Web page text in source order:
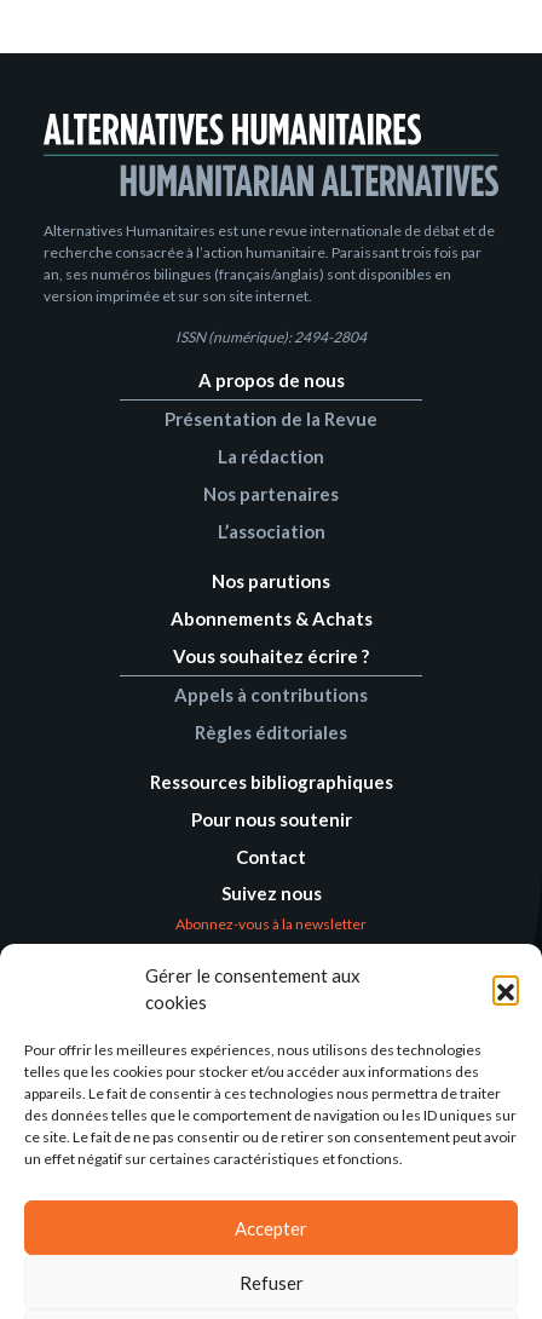
Gérer le consentement aux
cookies
Pour offrir les meilleures expériences, nous utilisons des technologies
telles que les cookies pour stocker et/ou accéder aux informations des
appareils. Le fait de consentir à ces technologies nous permettra de traiter
des données telles que le comportement de navigation ou les ID uniques sur
ce site. Le fait de ne pas consentir ou de retirer son consentement peut avoir
un effet négatif sur certaines caractéristiques et fonctions.
Accepter
Refuser
Alternatives Humanitaires est une revue internationale de débat et de
recherche consacrée à l’action humanitaire. Paraissant trois fois par
an, ses numéros bilingues (français/anglais) sont disponibles en
version imprimée et sur son site internet.
ISSN (numérique): 2494-2804
A propos de nous
Présentation de la Revue
La rédaction
Nos partenaires
L’association
Nos parutions
Abonnements & Achats
Vous souhaitez écrire ?
Appels à contributions
Règles éditoriales
Ressources bibliographiques
Pour nous soutenir
Contact
Suivez nous
Abonnez-vous à la newsletter
Humanitaires –
Humanitarian
Alternatives
138 avenue des Frères
Lumière – CS 88379